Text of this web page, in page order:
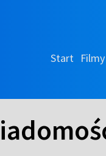
Start Filmy